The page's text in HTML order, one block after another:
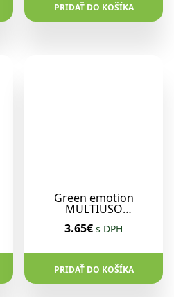
PRIDAŤ DO KOŠÍKA
Green emotion
MULTIUSO
univerzálny čistič 750
3.65€ s DPH
PRIDAŤ DO KOŠÍKA